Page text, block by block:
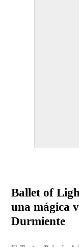
Ballet of
una mágica
Durmiente